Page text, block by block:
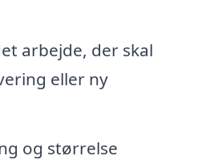
arbejde, der skal
eller ny
og størrelse